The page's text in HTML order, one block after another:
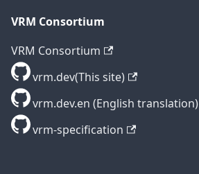
VRM Consortium
VRM Consortium
vrm.dev(This site)
vrm.dev.en (English translation)
vrm-specification